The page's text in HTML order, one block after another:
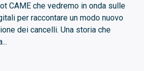
CAME che vedremo in onda sulle
per raccontare un modo nuovo
dei cancelli. Una storia che